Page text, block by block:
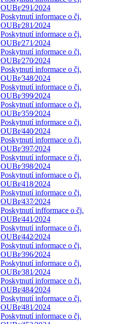
OUBr⁄291⁄2024
Poskytnutí informace o čj.
OUBr⁄281⁄2024
Poskytnutí informace o čj.
OUBr⁄271⁄2024
Poskytnutí informace o čj.
OUBr⁄270⁄2024
Poskytnutí informace o čj.
OUBr⁄348⁄2024
Poskytnutí informace o čj.
OUBr⁄399⁄2024
Poskytnutí informace o čj.
OUBr⁄359⁄2024
Poskytnutí informace o čj.
OUBr⁄440⁄2024
Poskytnutí informace o čj.
OUBr⁄397⁄2024
Poskytnutí informace o čj.
OUBr⁄398⁄2024
Poskytnutí informace o čj.
OUBr⁄418⁄2024
Poskytnutí informace o čj.
OUBr⁄437⁄2024
Poskytnutí infformace o čj.
OUBr⁄441⁄2024
Poskytnutí informace o čj.
OUBr⁄442⁄2024
Poskytnutí informace o čj.
OUBr⁄396⁄2024
Poskytnutí informace o čj.
OUBr⁄381⁄2024
Poskytnutí informace o čj.
OUBr⁄484⁄2024
Poskytnutí informace o čj.
OUBr⁄481⁄2024
Poskytnutí informace o čj.